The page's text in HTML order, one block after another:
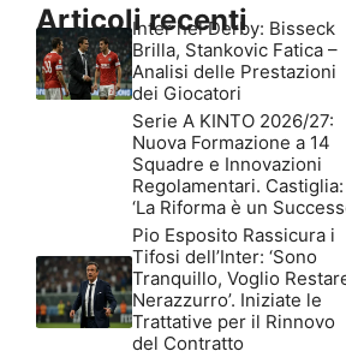
Articoli recenti
Inter nel Derby: Bisseck
Brilla, Stankovic Fatica –
Analisi delle Prestazioni
dei Giocatori
Serie A KINTO 2026/27:
Nuova Formazione a 14
Squadre e Innovazioni
Regolamentari. Castiglia:
‘La Riforma è un
Pio Esposito Rassicura i
Tifosi dell’Inter: ‘Sono
Tranquillo, Voglio
Nerazzurro’. Iniziate le
Trattative per il Rinnovo
del Contratto